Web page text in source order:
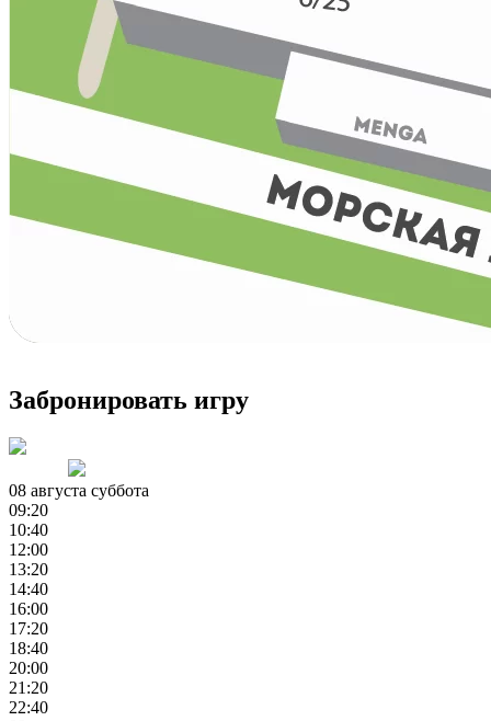
Зaбронировать игру
08 августа суббота
09:20
10:40
12:00
13:20
14:40
16:00
17:20
18:40
20:00
21:20
22:40